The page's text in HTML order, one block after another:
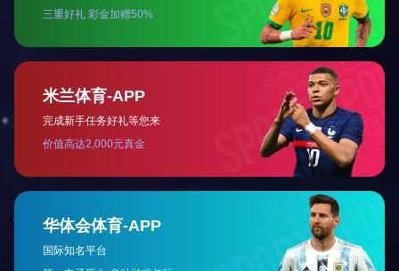
友情链接
HTH.COM-华体会(中国)
热线电话：0730-5538888/5633399
手机：13923842554 肖小姐
传真：0730-5616123